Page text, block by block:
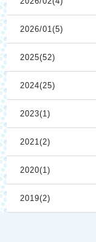
2026/01(5)
2025(52)
2024(25)
2023(1)
2021(2)
2020(1)
2019(2)